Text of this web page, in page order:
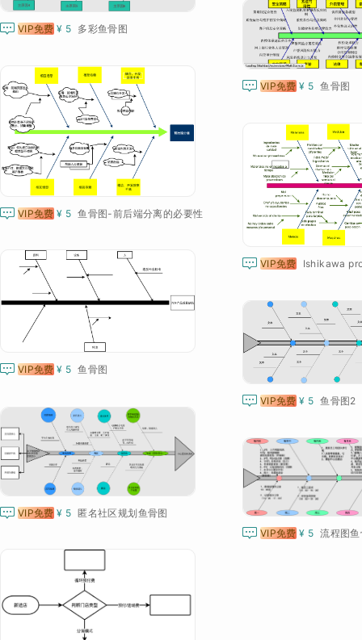
 VIP免费 ¥ 5 多彩鱼骨图
 VIP免费 ¥ 5 鱼骨图
 VIP免费 ¥ 5 鱼骨图-前后端分离的必要性
 VIP免费
 VIP免费 ¥ 5 鱼骨图
 VIP免费 ¥ 5 鱼骨图2
 VIP免费 ¥ 5 匿名社区规划鱼骨图
 VIP免费 ¥ 5 流程图